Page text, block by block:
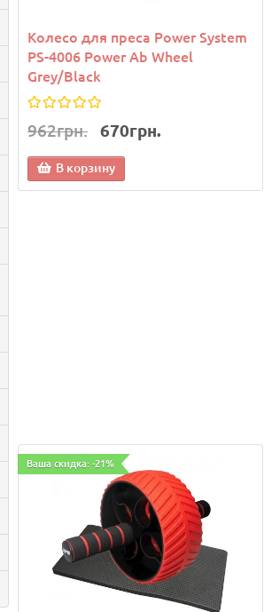
Колесо для преса Power System
PS-4006 Power Ab Wheel
Grey/Black
962грн. 670грн.
В корзину
Ваша скидка: -21%